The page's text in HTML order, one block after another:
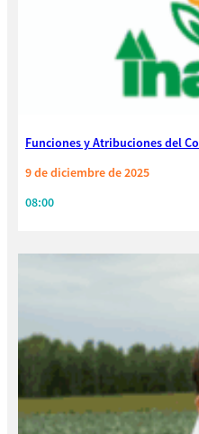
Funciones y Atribuciones del
9 de diciembre de 2025
08:00